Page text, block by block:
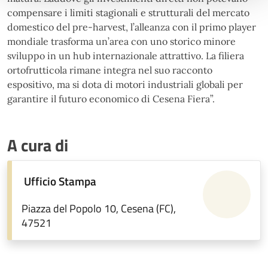
compensare i limiti stagionali e strutturali del mercato
domestico del pre-harvest, l’alleanza con il primo player
mondiale trasforma un’area con uno storico minore
sviluppo in un hub internazionale attrattivo. La filiera
ortofrutticola rimane integra nel suo racconto
espositivo, ma si dota di motori industriali globali per
garantire il futuro economico di Cesena Fiera”.
A cura di
Ufficio Stampa
Piazza del Popolo 10, Cesena (FC),
47521